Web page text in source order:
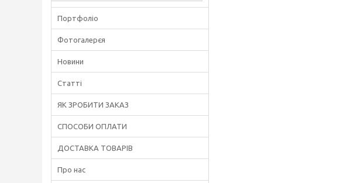
Портфоліо
Фотогалерєя
Новини
Статті
ЯК ЗРОБИТИ ЗАКАЗ
СПОСОБИ ОПЛАТИ
ДОСТАВКА ТОВАРІВ
Про нас